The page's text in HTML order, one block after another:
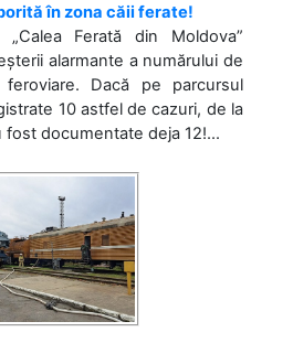
în zona căii ferate!
Ferată din Moldova”
alarmante a numărului de
Dacă pe parcursul
10 astfel de cazuri, de la
documentate deja 12!...